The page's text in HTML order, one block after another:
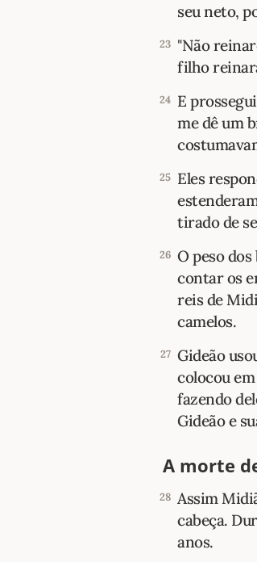
seu neto,
23 "Não
filho
24 E
me dê um
25 Eles
tirado de
26 O peso
contar os
reis de
camelos.
27 Gideão
colocou
fazendo
Gideão e
A morte
28 Assim
cabeça.
anos.